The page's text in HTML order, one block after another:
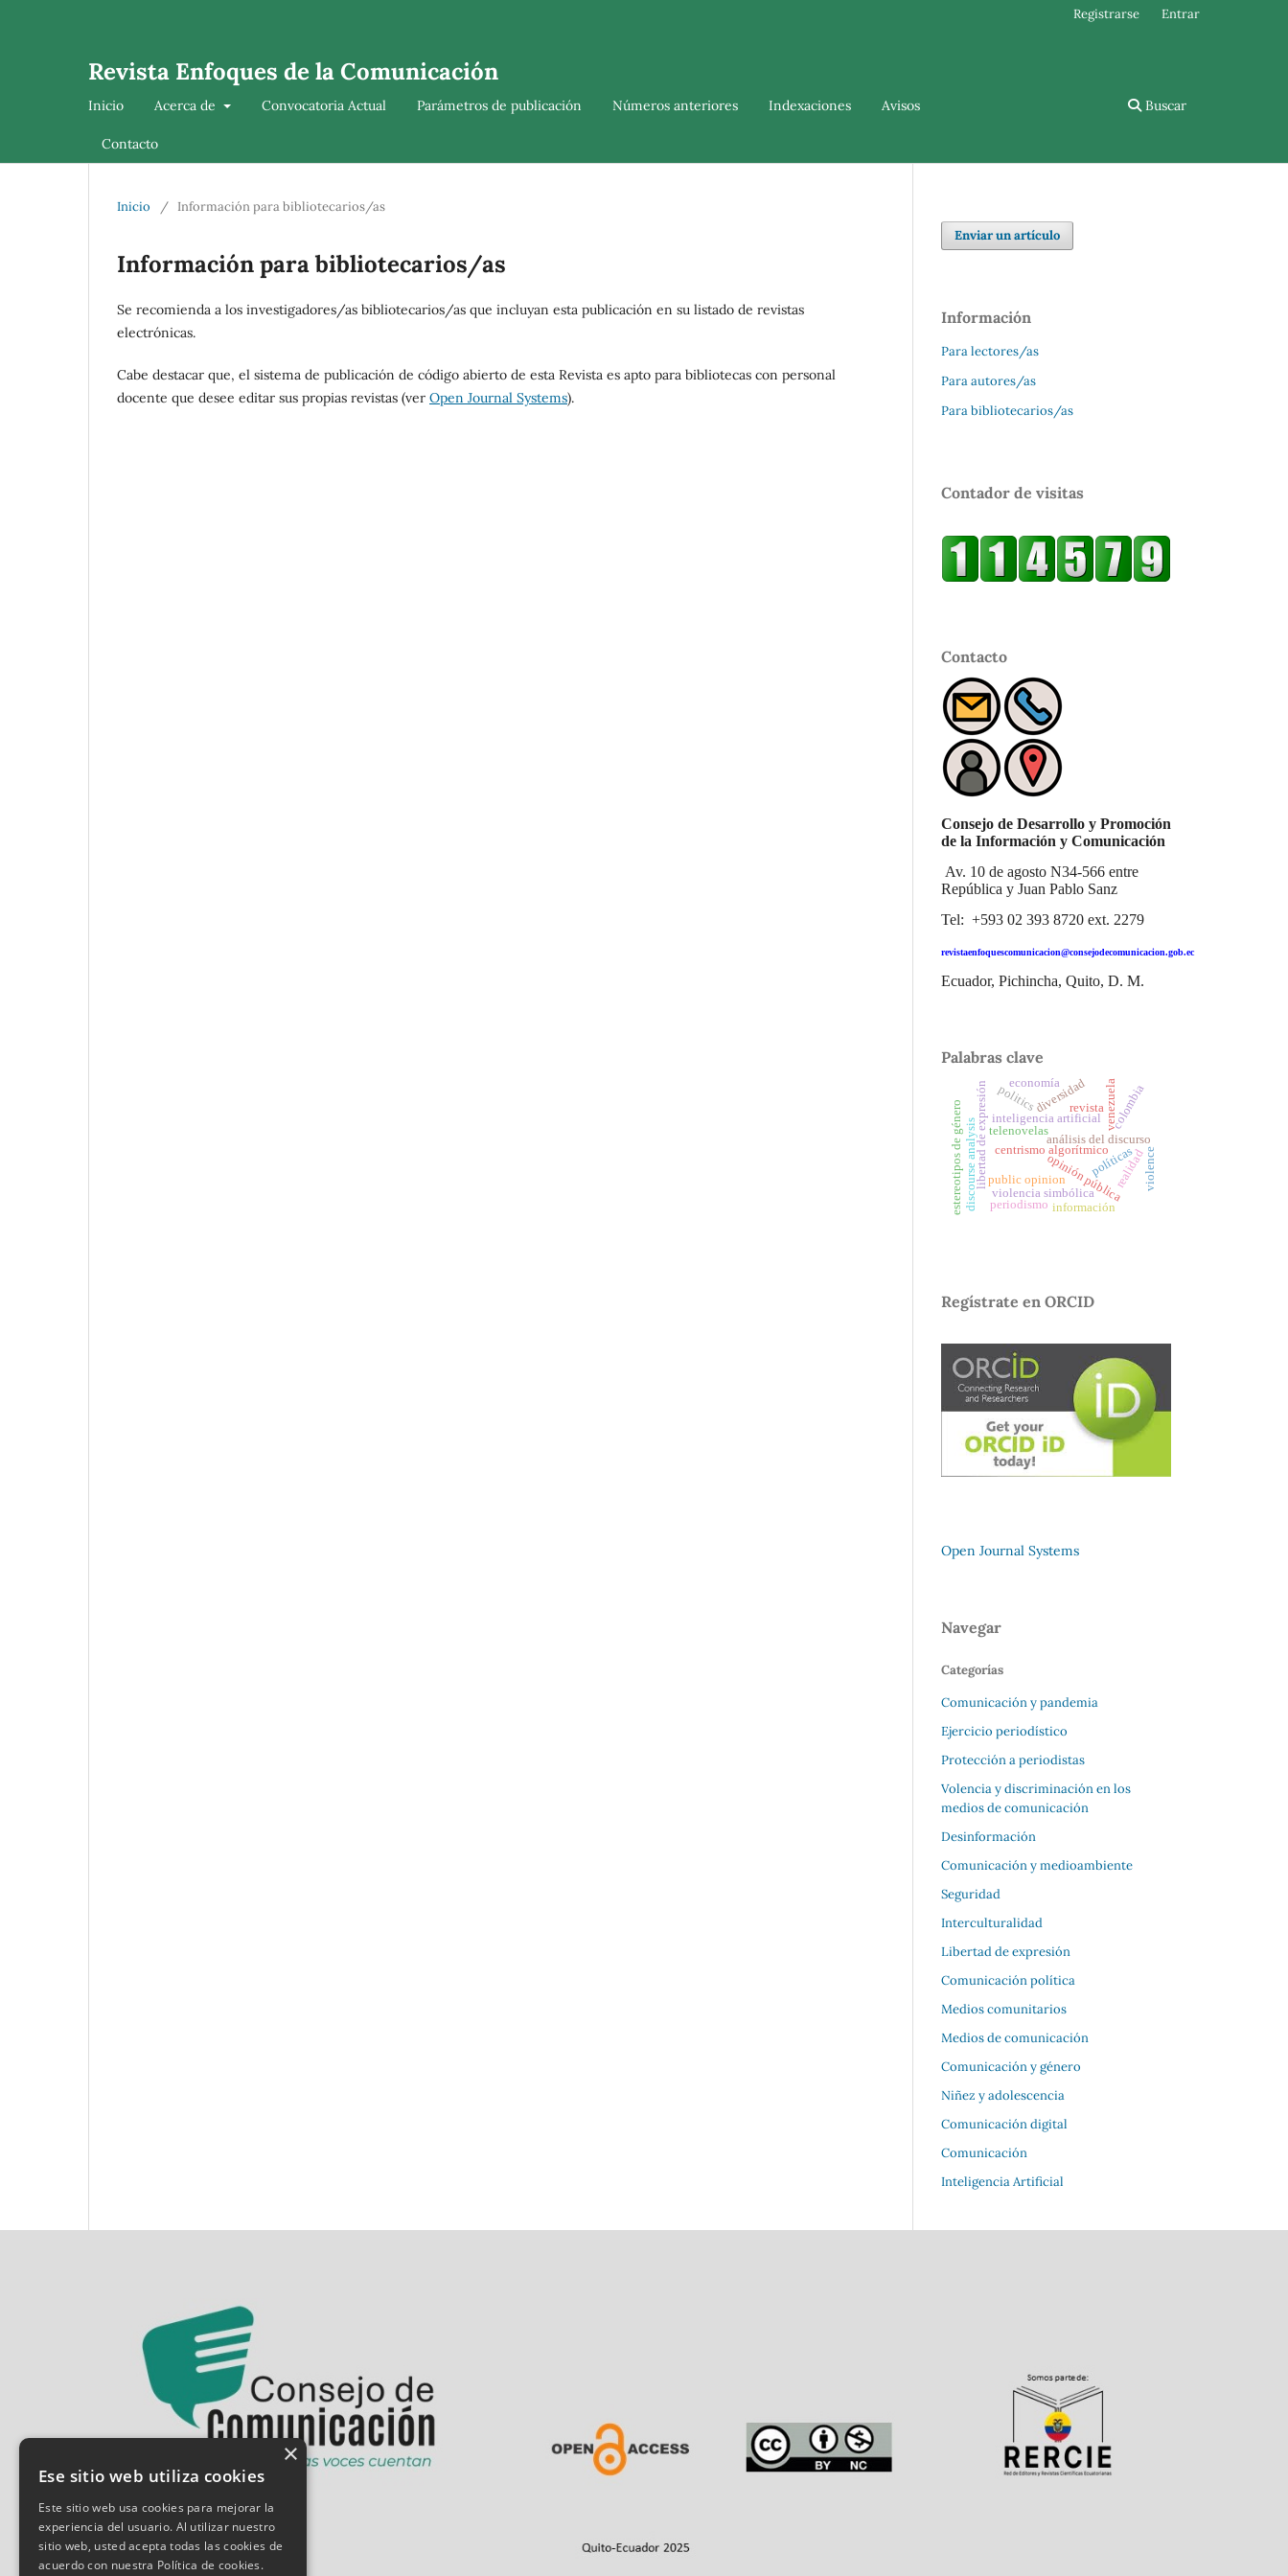
Revista Enfoques de la Comunicación
Inicio Acerca de Convocatoria Actual Parámetros de publicación Números anteriores Indexaciones Avisos
Contacto
Buscar
Registrarse Entrar
Inicio / Información para bibliotecarios/as
Información para bibliotecarios/as
Se recomienda a los investigadores/as bibliotecarios/as que incluyan esta publicación en su listado de revistas
electrónicas.
Cabe destacar que, el sistema de publicación de código abierto de esta Revista es apto para bibliotecas con personal
docente que desee editar sus propias revistas (ver Open Journal Systems).
Enviar un artículo
Información
Para lectores/as
Para autores/as
Para bibliotecarios/as
Contador de visitas
Contacto
Consejo de Desarrollo y Promoción
de la Información y Comunicación
Av. 10 de agosto N34-566 entre
República y Juan Pablo Sanz
Tel: +593 02 393 8720 ext. 2279
revistaenfoquescomunicacion@consejodecomunicacion.gob.ec
Ecuador, Pichincha, Quito, D. M.
Palabras clave
inteligencia artificial
análisis del discurso
centrismo algorítmico
libertad de expresión opinión pública
discourse analysis
public opinion
violencia simbólica
estereotipos de género
diversidad
realidad
colombia
venezuela
políticas
politics revista
información
telenovelas
periodismo
economía
violence
Regístrate en ORCID
Open Journal Systems
Navegar
Categorías
Comunicación y pandemia
Ejercicio periodístico
Protección a periodistas
Volencia y discriminación en los
medios de comunicación
Desinformación
Comunicación y medioambiente
Seguridad
Interculturalidad
Libertad de expresión
Comunicación política
Medios comunitarios
Medios de comunicación
Comunicación y género
Niñez y adolescencia
Comunicación digital
Comunicación
Inteligencia Artificial
×
Ese sitio web utiliza cookies
Este sitio web usa cookies para mejorar la
experiencia del usuario. Al utilizar nuestro
sitio web, usted acepta todas las cookies de
acuerdo con nuestra Política de cookies.